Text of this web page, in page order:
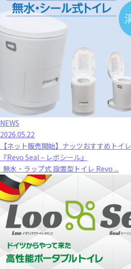
NEWS
2026.05.22
【ネット販売開始】ナッツおすすめト
『Revo Seal – レボシール』
無水・ラップ式 設置型トイレ Revo ...